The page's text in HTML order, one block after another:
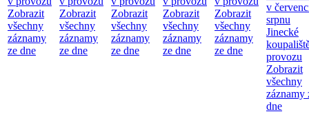
Zobrazit
všechny
záznamy
ze dne
Zobrazit
všechny
záznamy
ze dne
Zobrazit
všechny
záznamy
ze dne
Zobrazit
všechny
záznamy
ze dne
Zobrazit
všechny
záznamy
ze dne
v
srpnu
Jinecké
provozu
Zobrazit
všechny
záznamy
dne